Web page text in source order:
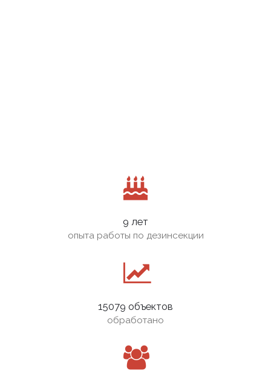
9 лет
опыта работы по дезинсекции
15079 объектов
обработано